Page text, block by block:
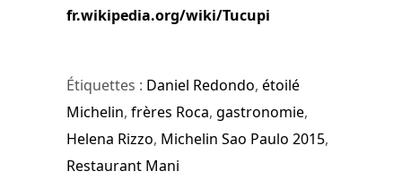
fr.wikipedia.org/wiki/Tucupi
Étiquettes : Daniel Redondo, étoilé
Michelin, frères Roca, gastronomie,
Helena Rizzo, Michelin Sao Paulo 2015,
Restaurant Mani